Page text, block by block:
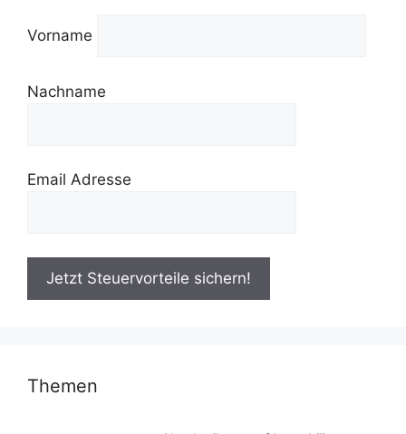
Vorname
Nachname
Email Adresse
Themen